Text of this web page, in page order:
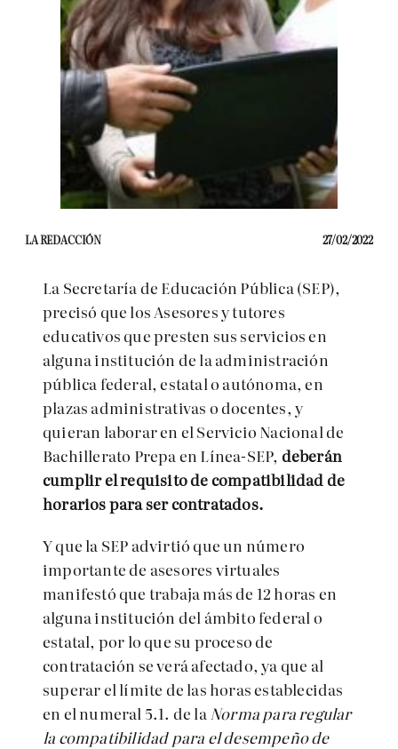
LA REDACCIÓN 27/02/2022
La Secretaría de Educación Pública (SEP),
precisó que los Asesores y tutores
educativos que presten sus servicios en
alguna institución de la administración
pública federal, estatal o autónoma, en
plazas administrativas o docentes, y
quieran laborar en el Servicio Nacional de
Bachillerato Prepa en Línea-SEP, deberán
cumplir el requisito de compatibilidad de
horarios para ser contratados.
Y que la SEP advirtió que un número
importante de asesores virtuales
manifestó que trabaja más de 12 horas en
alguna institución del ámbito federal o
estatal, por lo que su proceso de
contratación se verá afectado, ya que al
superar el límite de las horas establecidas
en el numeral 5.1. de laNorma para regular
la compatibilidad para el desempeño de